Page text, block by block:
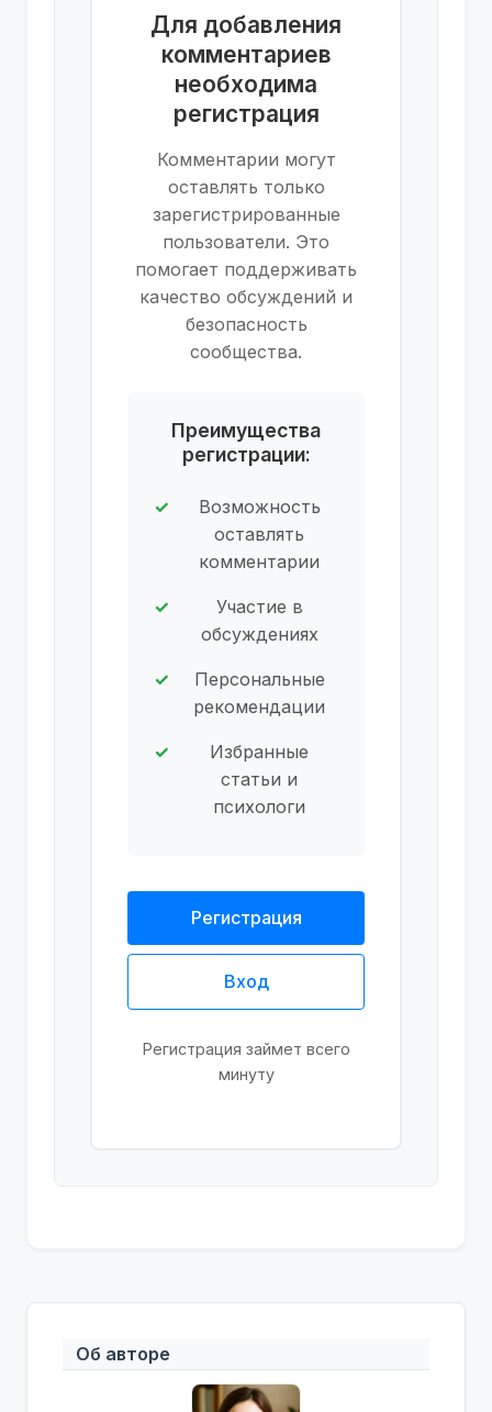
Для добавления
комментариев
необходима
регистрация
Комментарии могут
оставлять только
зарегистрированные
пользователи. Это
помогает поддерживать
качество обсуждений и
безопасность
сообщества.
Преимущества
регистрации:
Возможность
оставлять
комментарии
Участие в
обсуждениях
Персональные
рекомендации
Избранные
статьи и
психологи
Регистрация
Вход
Регистрация займет всего
минуту
Об авторе